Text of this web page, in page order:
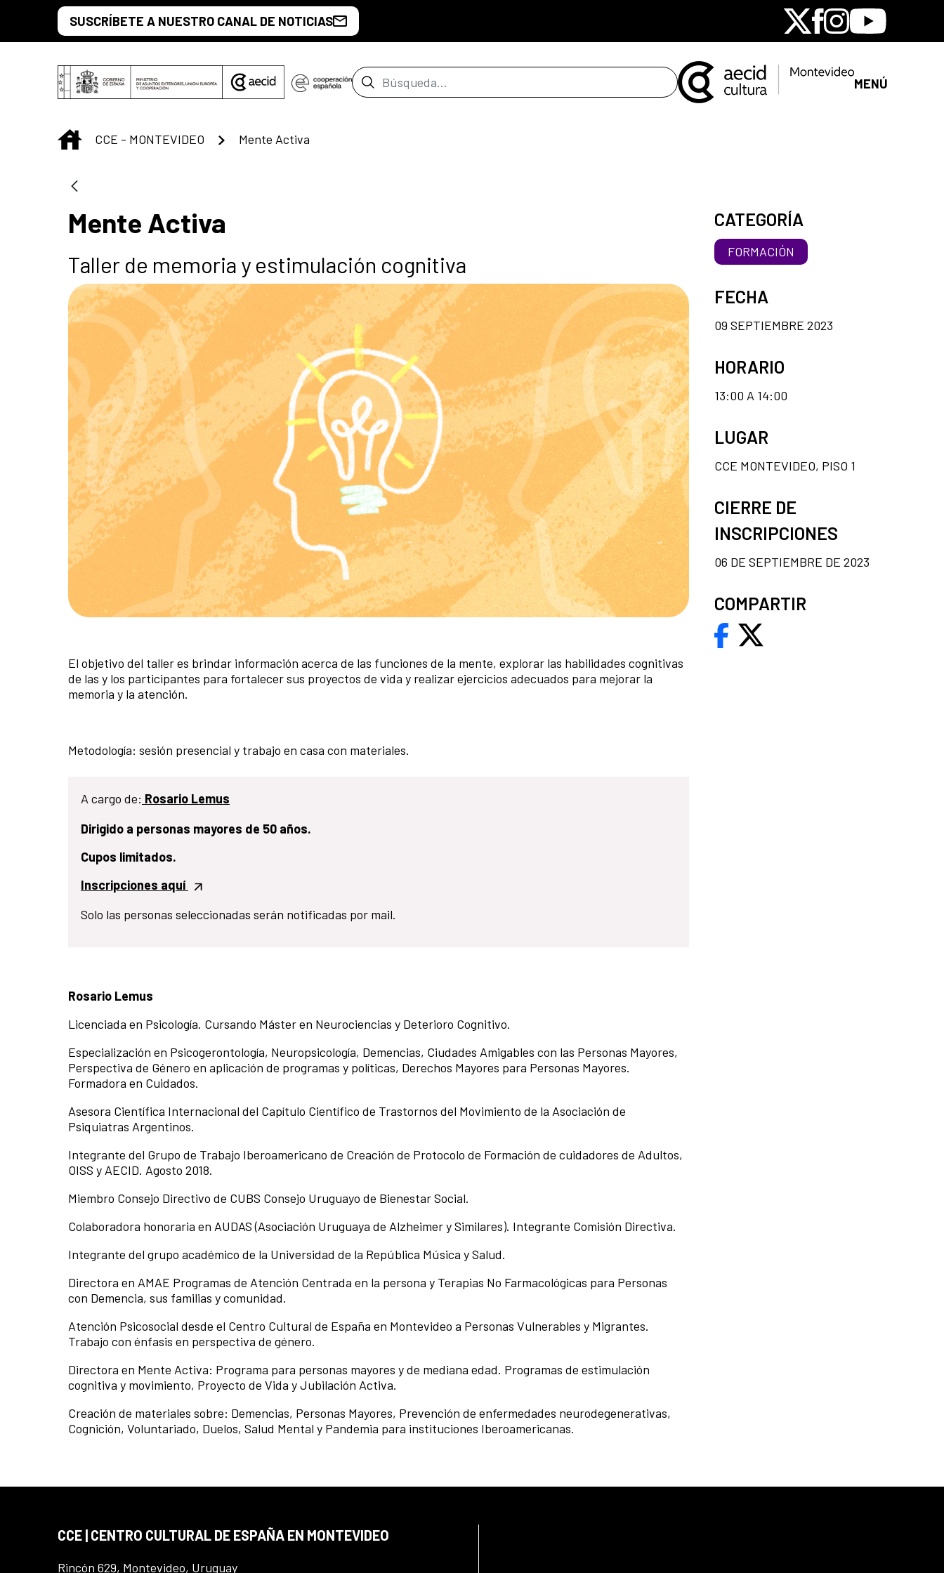
Saltar al contenido principal
SUSCRÍBETE A NUESTRO CANAL DE NOTICIAS X Facebook
Instagram
Youtube
Barra de búsqueda MENÚ
INICIO
CCE - MONTEVIDEO Mente Activa
Mente Activa
Taller de memoria y estimulación cognitiva
El objetivo del taller es brindar información acerca de las funciones de la mente, explorar las habilidades cognitivas
de las y los participantes para fortalecer sus proyectos de vida y realizar ejercicios adecuados para mejorar la
memoria y la atención.
Metodología: sesión presencial y trabajo en casa con materiales.
A cargo de: Rosario Lemus
Dirigido a personas mayores de 50 años.
Cupos limitados.
Inscripciones aquí
Solo las personas seleccionadas serán notificadas por mail.
Rosario Lemus
Licenciada en Psicología. Cursando Máster en Neurociencias y Deterioro Cognitivo.
Especialización en Psicogerontología, Neuropsicología, Demencias, Ciudades Amigables con las Personas Mayores,
Perspectiva de Género en aplicación de programas y políticas, Derechos Mayores para Personas Mayores.
Formadora en Cuidados.
Asesora Científica Internacional del Capítulo Científico de Trastornos del Movimiento de la Asociación de
Psiquiatras Argentinos.
Integrante del Grupo de Trabajo Iberoamericano de Creación de Protocolo de Formación de cuidadores de Adultos,
OISS y AECID. Agosto 2018.
Miembro Consejo Directivo de CUBS Consejo Uruguayo de Bienestar Social.
Colaboradora honoraria en AUDAS (Asociación Uruguaya de Alzheimer y Similares). Integrante Comisión Directiva.
Integrante del grupo académico de la Universidad de la República Música y Salud.
Directora en AMAE Programas de Atención Centrada en la persona y Terapias No Farmacológicas para Personas
con Demencia, sus familias y comunidad.
Atención Psicosocial desde el Centro Cultural de España en Montevideo a Personas Vulnerables y Migrantes.
Trabajo con énfasis en perspectiva de género.
Directora en Mente Activa: Programa para personas mayores y de mediana edad. Programas de estimulación
cognitiva y movimiento, Proyecto de Vida y Jubilación Activa.
Creación de materiales sobre: Demencias, Personas Mayores, Prevención de enfermedades neurodegenerativas,
Cognición, Voluntariado, Duelos, Salud Mental y Pandemia para instituciones Iberoamericanas.
CATEGORÍA
FORMACIÓN
FECHA
09 SEPTIEMBRE 2023
HORARIO
13:00 A 14:00
LUGAR
CCE MONTEVIDEO, PISO 1
CIERRE DE
INSCRIPCIONES
06 DE SEPTIEMBRE DE 2023
COMPARTIR
CCE | CENTRO CULTURAL DE ESPAÑA EN MONTEVIDEO
Rincón 629, Montevideo, Uruguay